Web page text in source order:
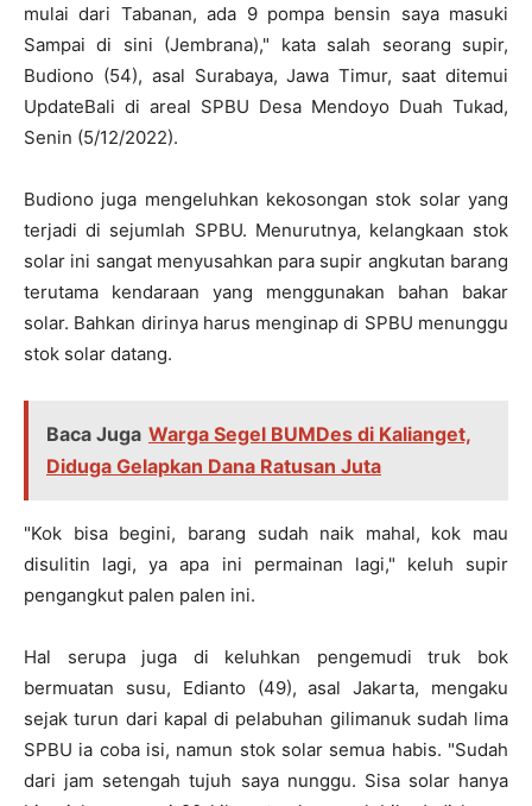
mulai dari Tabanan, ada 9 pompa bensin saya masuki
Sampai di sini (Jembrana)," kata salah seorang supir,
Budiono (54), asal Surabaya, Jawa Timur, saat ditemui
UpdateBali di areal SPBU Desa Mendoyo Duah Tukad,
Senin (5/12/2022).
Budiono juga mengeluhkan kekosongan stok solar yang
terjadi di sejumlah SPBU. Menurutnya, kelangkaan stok
solar ini sangat menyusahkan para supir angkutan barang
terutama kendaraan yang menggunakan bahan bakar
solar. Bahkan dirinya harus menginap di SPBU menunggu
stok solar datang.
Baca Juga Warga Segel BUMDes di Kalianget,
Diduga Gelapkan Dana Ratusan Juta
"Kok bisa begini, barang sudah naik mahal, kok mau
disulitin lagi, ya apa ini permainan lagi," keluh supir
pengangkut palen palen ini.
Hal serupa juga di keluhkan pengemudi truk bok
bermuatan susu, Edianto (49), asal Jakarta, mengaku
sejak turun dari kapal di pelabuhan gilimanuk sudah lima
SPBU ia coba isi, namun stok solar semua habis. "Sudah
dari jam setengah tujuh saya nunggu. Sisa solar hanya